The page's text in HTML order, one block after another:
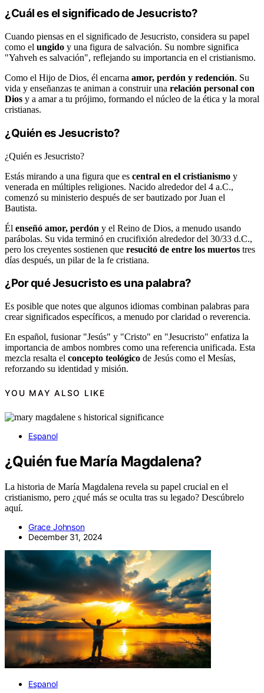
¿Cuál es el significado de Jesucristo?
Cuando piensas en el significado de Jesucristo, considera su papel
como el ungido y una figura de salvación. Su nombre significa
"Yahveh es salvación", reflejando su importancia en el cristianismo.
Como el Hijo de Dios, él encarna amor, perdón y redención. Su
vida y enseñanzas te animan a construir una relación personal con
Dios y a amar a tu prójimo, formando el núcleo de la ética y la moral
cristianas.
¿Quién es Jesucristo?
¿Quién es Jesucristo?
Estás mirando a una figura que es central en el cristianismo y
venerada en múltiples religiones. Nacido alrededor del 4 a.C.,
comenzó su ministerio después de ser bautizado por Juan el
Bautista.
Él enseñó amor, perdón y el Reino de Dios, a menudo usando
parábolas. Su vida terminó en crucifixión alrededor del 30/33 d.C.,
pero los creyentes sostienen que resucitó de entre los muertos tres
días después, un pilar de la fe cristiana.
¿Por qué Jesucristo es una palabra?
Es posible que notes que algunos idiomas combinan palabras para
crear significados específicos, a menudo por claridad o reverencia.
En español, fusionar "Jesús" y "Cristo" en "Jesucristo" enfatiza la
importancia de ambos nombres como una referencia unificada. Esta
mezcla resalta el concepto teológico de Jesús como el Mesías,
reforzando su identidad y misión.
YOU MAY ALSO LIKE
Espanol
¿Quién fue María Magdalena?
La historia de María Magdalena revela su papel crucial en el
cristianismo, pero ¿qué más se oculta tras su legado? Descúbrelo
aquí.
Grace Johnson
December 31, 2024
Espanol